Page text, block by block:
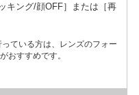
キング/顔OFF］または［再
ている方は、レンズのフォー
おすすめです。